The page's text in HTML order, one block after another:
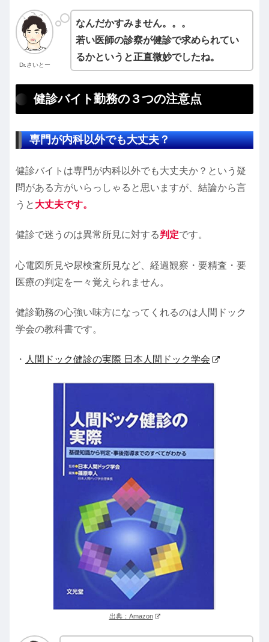
Dr.さいとー
なんだかすみません。。。
若い医師の診察が健診で求められてい
るかというと正直微妙でしたね。
健診バイト勤務の３つの注意点
専門が内科以外でも大丈夫？
健診バイトは専門が内科以外でも大丈夫か？という疑
問がある方がいらっしゃると思いますが、結論から言
うと 大丈夫です。
健診で迷うのは異常所見に対する判定です。
心電図所見や尿検査所見など、経過観察・要精査・要
医療の判定を一々覚えられません。
健診勤務の心強い味方になってくれるのは人間ドック
学会の教科書です。
・ 人間ドック健診の実際 日本人間ドック学会
出典：Amazon